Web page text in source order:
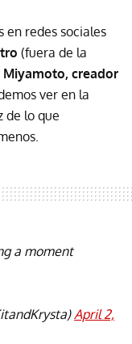
en redes sociales
(fuera de la
Miyamoto, creador
ver en la
de lo que
a moment
April 2,